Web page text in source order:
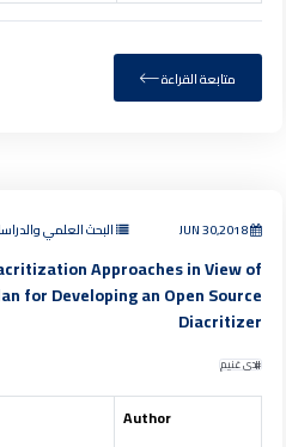
متابعة القراءة
JUN 30,2018 البحث العلمي
Approaches in View of
for Developing an Open Source
Diacritizer
ندى غنيم
Author